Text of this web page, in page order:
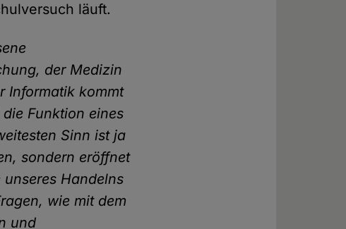
läuft.
der Medizin
Informatik kommt
Funktion eines
Sinn ist ja
sondern eröffnet
Handelns
wie mit dem
und